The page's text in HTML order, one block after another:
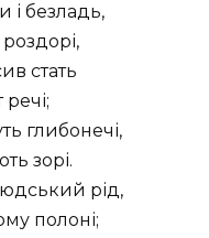
і безладь,
стать
речі;
глибонечі,
зорі.
рід,
полоні;